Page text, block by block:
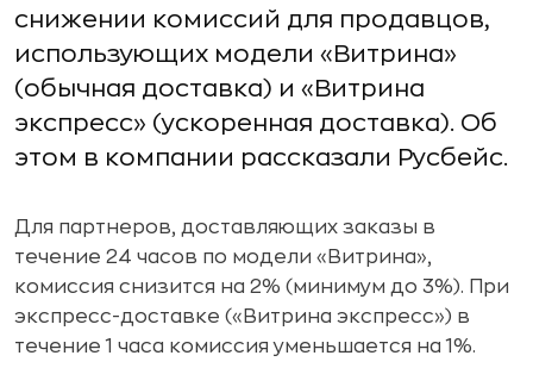
снижении комиссий для продавцов,
использующих модели «Витрина»
(обычная доставка) и «Витрина
экспресс» (ускоренная доставка). Об
этом в компании рассказали Русбейс.
Для партнеров, доставляющих заказы в
течение 24 часов по модели «Витрина»,
комиссия снизится на 2% (минимум до 3%). При
экспресс-доставке («Витрина экспресс») в
течение 1 часа комиссия уменьшается на 1%.